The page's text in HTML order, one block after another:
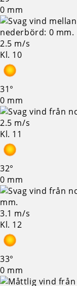
0 mm
2.5 m/s
Kl. 10
31°
0 mm
2.5 m/s
Kl. 11
32°
0 mm
3.1 m/s
Kl. 12
33°
0 mm